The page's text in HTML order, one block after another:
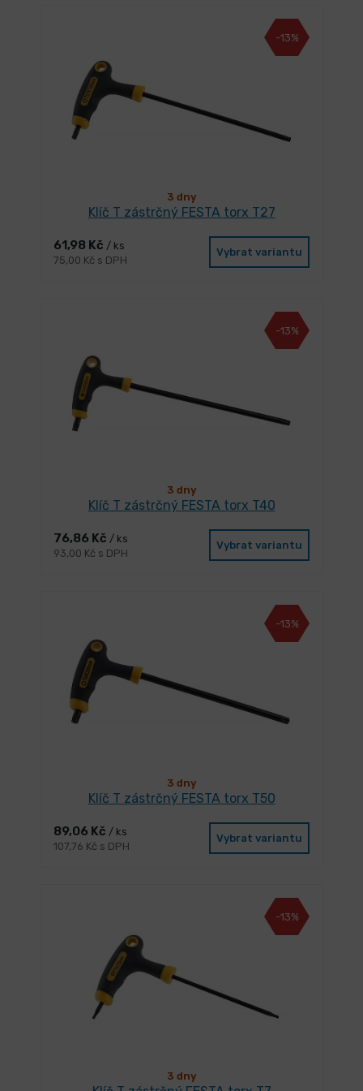
-13%
3 dny
Klíč T zástrčný FESTA torx T27
61,98 Kč / ks
75,00 Kč s DPH
Vybrat variantu
-13%
3 dny
Klíč T zástrčný FESTA torx T40
76,86 Kč / ks
93,00 Kč s DPH
Vybrat variantu
-13%
3 dny
Klíč T zástrčný FESTA torx T50
89,06 Kč / ks
107,76 Kč s DPH
Vybrat variantu
-13%
3 dny